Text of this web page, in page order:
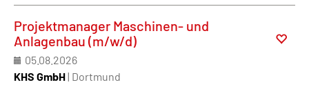
Projektmanager Maschinen- und
Anlagenbau (m/w/d)
05.08.2026
KHS GmbH| Dortmund